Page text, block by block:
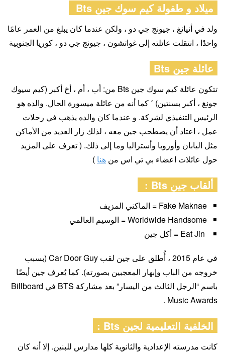
ميلاد و طفولة كيم سوك جين Bts
ولد في أنيانغ ، جيونج جي دو ، ولكن عندما كان يبلغ من العمر عامًا
واحدًا ، انتقلت عائلته إلى غواتشون ، جيونج جي دو ، كوريا الجنوبية
عائلة جين Bts
تتكون عائلة كيم سوك جين Bts من: أب ، أم ، أخ أكبر (كيم سيوك
جونغ ، أكبر بسنتين) ٬ كما أنه من عائلة ميسورة الحال. والده هو
الرئيس التنفيذي لشركة. و عندما كان والده يذهب في رحلات
عمل ، اعتاد أن يصطحب جين معه ، لذلك زار العديد من الأماكن
مثل اليابان وأوروبا وأستراليا وما إلى ذلك. ( تعرف على المزيد
حول عائلات اعضاء بي تي اس من هنا )
ألقاب جين Bts :
Fake Maknae = الماكني المزيف
Worldwide Handsome = الوسيم العالمي
في عام 2015 ، أُطلق على جين لقب Car Door Guy (بسبب
خروجه من الباب وإبهار المعجبين بصورته). كما يُعرف جين أيضًا
باسم “الرجل الثالث من اليسار” بعد مشاركة BTS في Billboard
Music Awards .
الخلفية التعليمية لجين Bts :
كانت مدرسته الإعدادية والثانوية كلها مدارس للبنين. إلا أنه كان